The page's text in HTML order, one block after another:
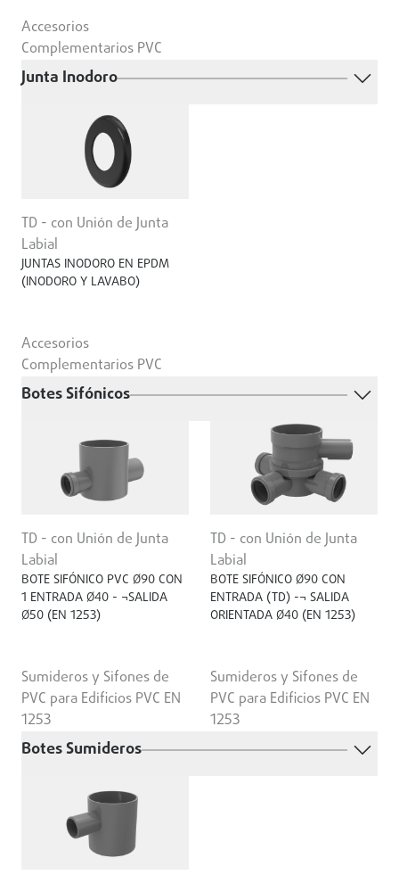
Accesorios
Complementarios PVC
Junta Inodoro
TD - con Unión de Junta
Labial
JUNTAS INODORO EN EPDM
(INODORO Y LAVABO)
Accesorios
Complementarios PVC
Botes Sifónicos
TD - con Unión de Junta
Labial
BOTE SIFÓNICO PVC Ø90 CON
1 ENTRADA Ø40 - ¬SALIDA
Ø50 (EN 1253)
Sumideros y Sifones de
PVC para Edificios PVC EN
1253
TD - con Unión de Junta
Labial
BOTE SIFÓNICO Ø90 CON
ENTRADA (TD) -¬ SALIDA
ORIENTADA Ø40 (EN 1253)
Sumideros y Sifones de
PVC para Edificios PVC EN
1253
Botes Sumideros